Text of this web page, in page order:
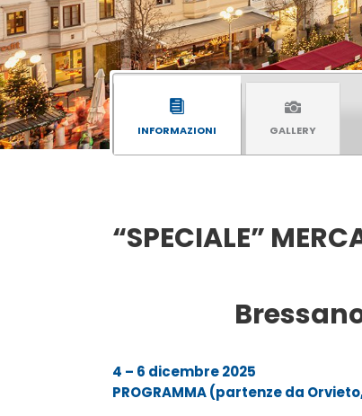
INFORMAZIONI GALLERY
“SPECIALE”
4 – 6 dicembre 2025
PROGRAMMA (partenze da